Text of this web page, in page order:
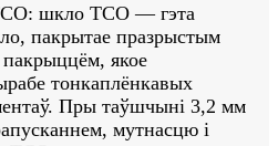
шкло TCO — гэта
пакрытае празрыстым
якое
тонкаплёнкавых
Пры таўшчыні 3,2 мм
мутнасцю і